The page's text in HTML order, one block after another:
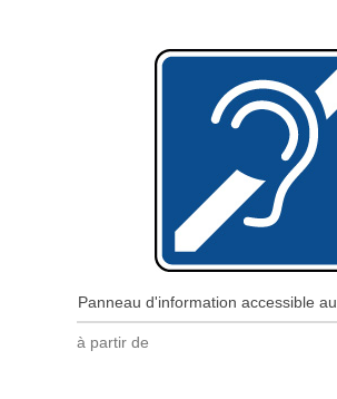
Panneau d'information accessible
à partir de